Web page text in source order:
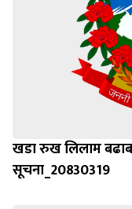
खडा रुख लिलाम बढाबढ
सूचना_20830319